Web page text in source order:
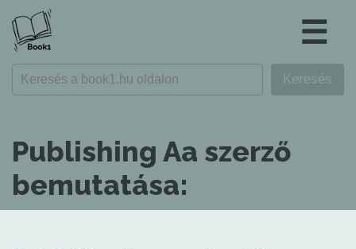
☰
Publishing Aa szerző
bemutatása: